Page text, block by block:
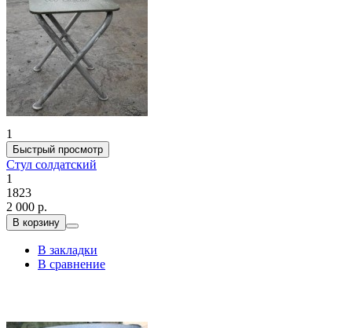
1
Быстрый просмотр
Стул солдатский
1
1823
2 000 р.
В корзину
В закладки
В сравнение